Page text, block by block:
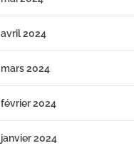
avril 2024
mars 2024
février 2024
janvier 2024